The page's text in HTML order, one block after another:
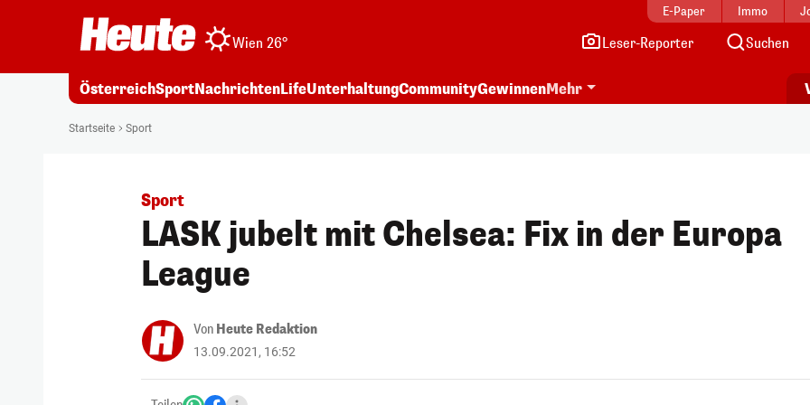
E-Paper Immo
Wien 26° Leser-Reporter Suchen
ÖsterreichSportNachrichtenLifeUnterhaltungCommunityGewinnenMehr
Startseite Sport
Sport
LASK jubelt mit Chelsea: Fix in der Europa
League
Von Heute Redaktion
13.09.2021, 16:52